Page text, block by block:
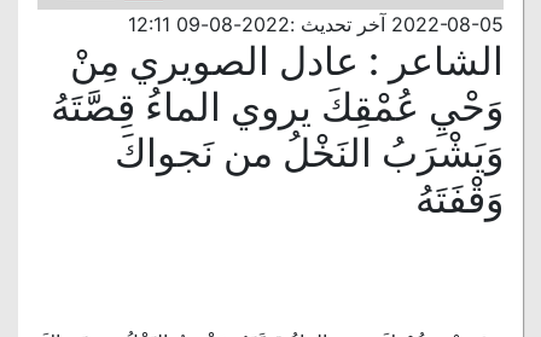
2022-08-05 آخر تحديث :2022-08-09 12:11
الشاعر : عادل الصويري مِنْ
وَحْيِ عُمْقِكَ يروي الماءُ قِصَّتَهُ
وَيَشْرَبُ النَخْلُ من نَجواكَ
وَقْفَتَهُ